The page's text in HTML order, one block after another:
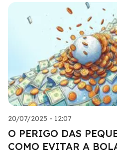
20/07/2025 - 12:07
O PERIGO DAS
COMO EVITAR A